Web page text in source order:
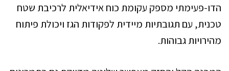
הדו-פעימתי מספק עקומת כוח אידיאלית לרכיבת שטח
טכנית, עם תגובתיות מיידית לפקודות הגז ויכולת פיתוח
מהירויות גבוהות.